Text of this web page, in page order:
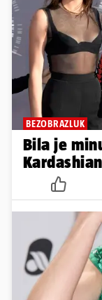
BEZOBRAZLUK
Bila je